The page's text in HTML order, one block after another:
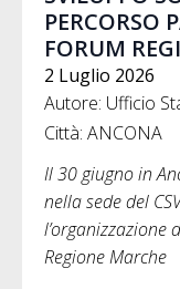
PERCORSO
FORUM
2 Luglio 2026
Autore: Ufficio
Città: ANCONA
Il 30 giugno in
nella sede del
l’organizzazione
Regione Marche